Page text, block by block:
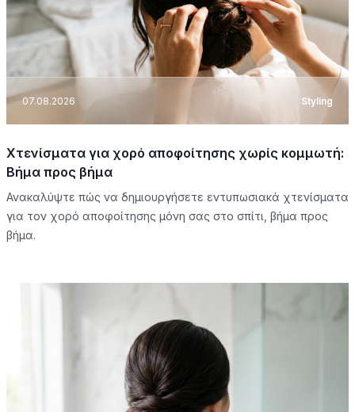
07.08.2026 Styling
Χτενίσματα για χορό αποφοίτησης χωρίς κομμωτή:
Βήμα προς βήμα
Ανακαλύψτε πώς να δημιουργήσετε εντυπωσιακά χτενίσματα
για τον χορό αποφοίτησης μόνη σας στο σπίτι, βήμα προς
βήμα.